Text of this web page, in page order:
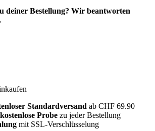
deiner Bestellung? Wir beantworten
Standardversand ab CHF 69.90
Probe zu jeder Bestellung
mit SSL-Verschlüsselung